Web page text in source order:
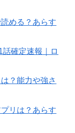
める？あらす
確定速報｜ロ
？能力や強さ
リは？あらす